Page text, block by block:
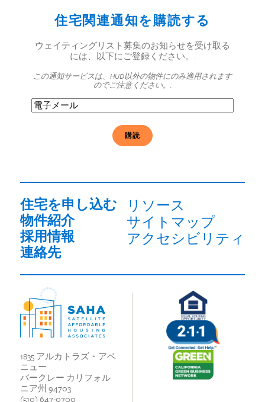
1835 アルカトラズ・アベ
ニュー
バークレー カリフォル
ニア州 94703
(510) 647-0700
住宅関連通知を購読する
ウェイティングリスト募集のお知らせを受け取る
には、以下にご登録ください。.
この通知サービスは、HUD以外の物件にのみ適用されます
のでご注意ください。.
電
子
住宅を申し込む
物件紹介
採用情報
連絡先
リソース
サイトマップ
アクセシビリティ